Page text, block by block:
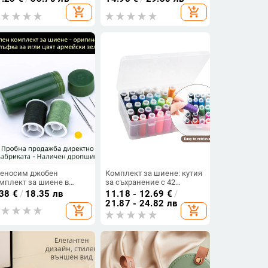
съхранение на
инструменти за
add_shopping_cart add_shopping_cart
джобен
за шиене в
корпус от
стомана
€ / 18.35 лв
add_shopping_cart
Комплект за шиене: кутия
за съхранение с 42
отделения от PP
пластмаса
11.18 - 12.69 € /
21.87 - 24.82 лв
add_shopping_cart